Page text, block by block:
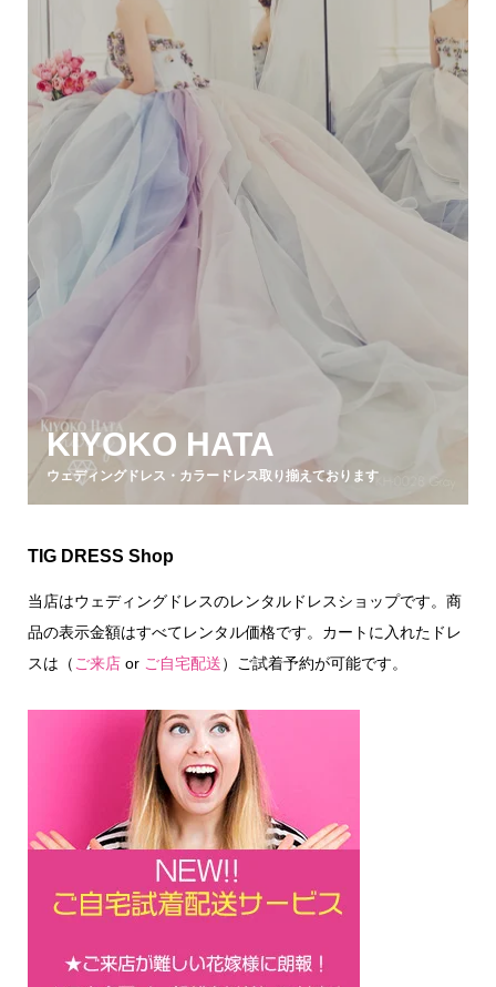
KIYOKO HATA
ウェディングドレス・カラードレス取り揃えております
TIG DRESS Shop
当店はウェディングドレスのレンタルドレスショップです。商
品の表示金額はすべてレンタル価格です。カートに入れたドレ
スは（ご来店or ご自宅配送）ご試着予約が可能です。